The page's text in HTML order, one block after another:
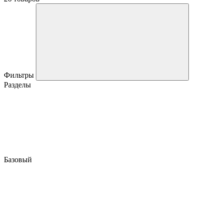
Фильтры
Разделы
Базовый